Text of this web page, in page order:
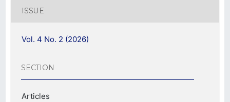
ISSUE
Vol. 4 No. 2 (2026)
SECTION
Articles